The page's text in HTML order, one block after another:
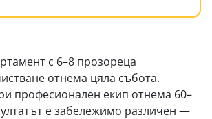
с 6–8 прозореца
отнема цяла събота.
професионален екип отнема 60–
е забележимо различен —